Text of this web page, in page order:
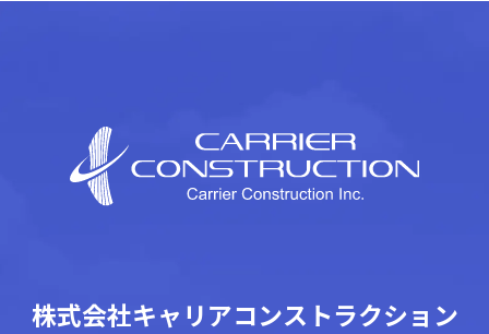
株式会社キャリアコンストラクション